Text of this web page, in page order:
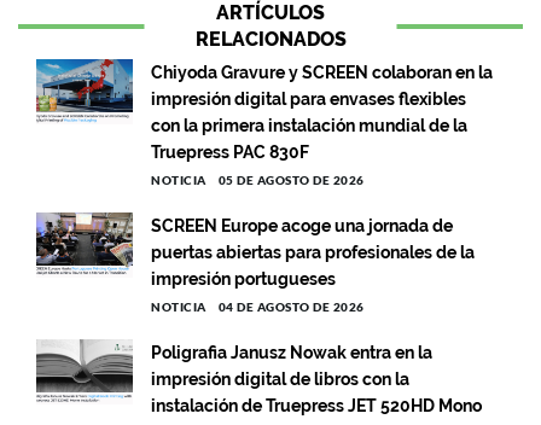
ARTÍCULOS
RELACIONADOS
Chiyoda Gravure y SCREEN colaboran en la
impresión digital para envases flexibles
con la primera instalación mundial de la
Truepress PAC 830F
NOTICIA 05 DE AGOSTO DE 2026
SCREEN Europe acoge una jornada de
puertas abiertas para profesionales de la
impresión portugueses
NOTICIA 04 DE AGOSTO DE 2026
Poligrafia Janusz Nowak entra en la
impresión digital de libros con la
instalación de Truepress JET 520HD Mono